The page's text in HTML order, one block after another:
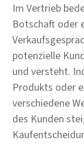
Im Vertrieb
Botschaft oder
potenzielle
und versteht.
Produkts oder
verschiedene
des Kunden